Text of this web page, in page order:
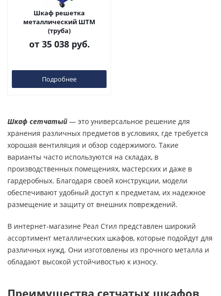
Шкаф решетка
металлический ШТМ
(труба)
от 35 038 руб.
Подробнее
Шкаф сетчатый— это универсальное решение для
хранения различных предметов в условиях, где требуется
хорошая вентиляция и обзор содержимого. Такие
варианты часто используются на складах, в
производственных помещениях, мастерских и даже в
гардеробных. Благодаря своей конструкции, модели
обеспечивают удобный доступ к предметам, их надежное
размещение и защиту от внешних повреждений.
В интернет-магазине Реал Стил представлен широкий
ассортимент металлических шкафов, которые подойдут для
различных нужд. Они изготовлены из прочного металла и
обладают высокой устойчивостью к износу.